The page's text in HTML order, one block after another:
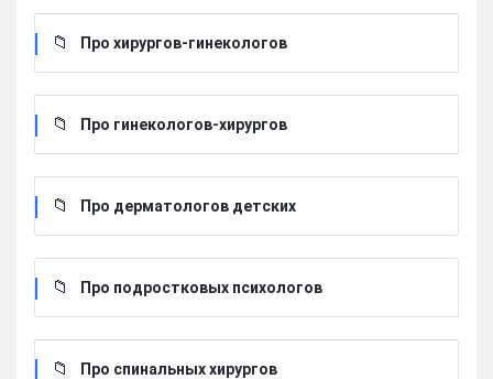
Про хирургов-гинекологов
Про гинекологов-хирургов
Про дерматологов детских
Про подростковых психологов
Про спинальных хирургов